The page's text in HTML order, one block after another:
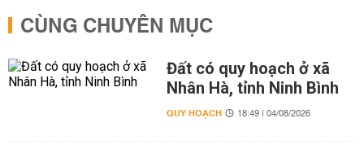
CÙNG CHUYÊN MỤC
Đất có quy hoạch ở xã
Nhân Hà, tỉnh Ninh Bình
QUY HOẠCH 18:49 | 04/08/2026